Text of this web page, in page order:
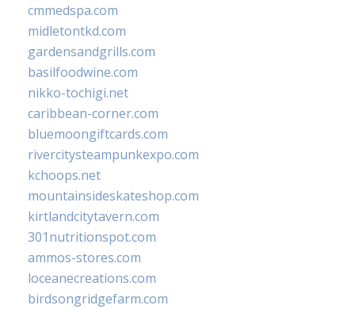
cmmedspa.com
midletontkd.com
gardensandgrills.com
basilfoodwine.com
nikko-tochigi.net
caribbean-corner.com
bluemoongiftcards.com
rivercitysteampunkexpo.com
kchoops.net
mountainsideskateshop.com
kirtlandcitytavern.com
301nutritionspot.com
ammos-stores.com
loceanecreations.com
birdsongridgefarm.com